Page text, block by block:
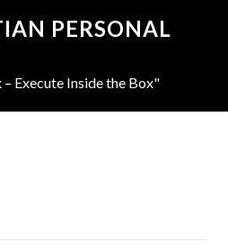
PERSONAL
Execute Inside the Box"